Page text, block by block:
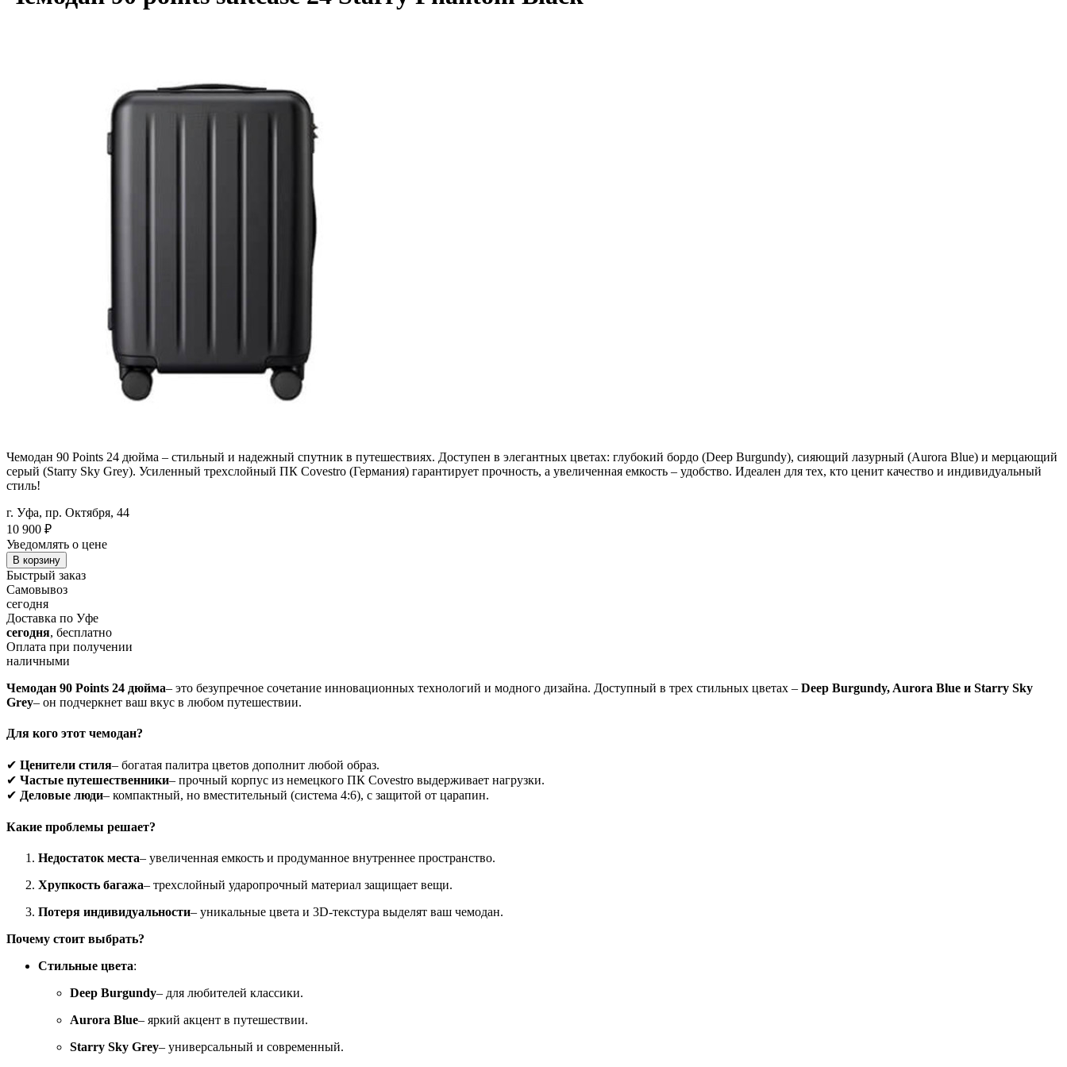
Чемодан 90 Points 24 дюйма – стильный и надежный спутник в путешествиях. Доступен в элегантных цветах: глубокий бордо (Deep Burgundy), сияющий лазурный (Aurora Blue) и мерцающий
серый (Starry Sky Grey). Усиленный трехслойный ПК Covestro (Германия) гарантирует прочность, а увеличенная емкость – удобство. Идеален для тех, кто ценит качество и индивидуальный
стиль!
г. Уфа, пр. Октября, 44
10 900 ₽
Уведомлять о цене
В корзину
Быстрый заказ
Самовывоз
сегодня
Доставка по Уфе
сегодня, бесплатно
Оплата при получении
наличными
Чемодан 90 Points 24 дюйма– это безупречное сочетание инновационных технологий и модного дизайна. Доступный в трех стильных цветах – Deep Burgundy, Aurora Blue и Starry Sky
Grey– он подчеркнет ваш вкус в любом путешествии.
Для кого этот чемодан?
✔ Ценители стиля– богатая палитра цветов дополнит любой образ.
✔ Частые путешественники– прочный корпус из немецкого ПК Covestro выдерживает нагрузки.
✔ Деловые люди– компактный, но вместительный (система 4:6), с защитой от царапин.
Какие проблемы решает?
Недостаток места– увеличенная емкость и продуманное внутреннее пространство.
Хрупкость багажа– трехслойный ударопрочный материал защищает вещи.
Потеря индивидуальности– уникальные цвета и 3D-текстура выделят ваш чемодан.
Почему стоит выбрать?
Стильные цвета:
Deep Burgundy– для любителей классики.
Aurora Blue– яркий акцент в путешествии.
Starry Sky Grey– универсальный и современный.